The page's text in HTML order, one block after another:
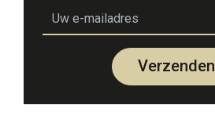
Verzenden